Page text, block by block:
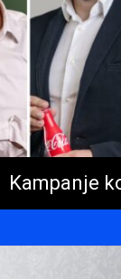
Kampanje